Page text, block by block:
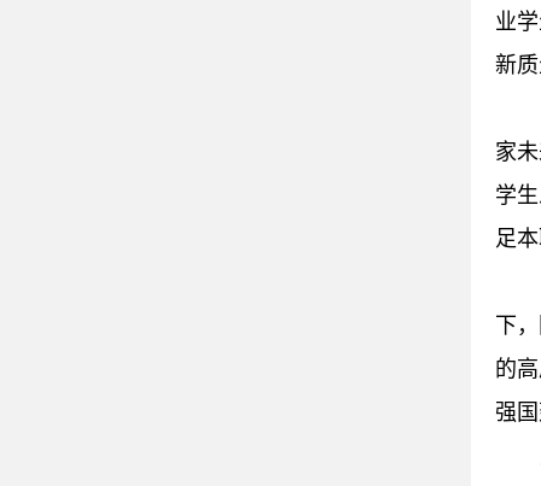
业
新
家
学
足
下
的
强